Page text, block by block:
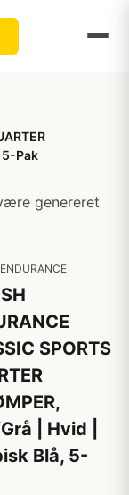
5-Pak
genereret
SPORTS
| Hvid |
Blå, 5-